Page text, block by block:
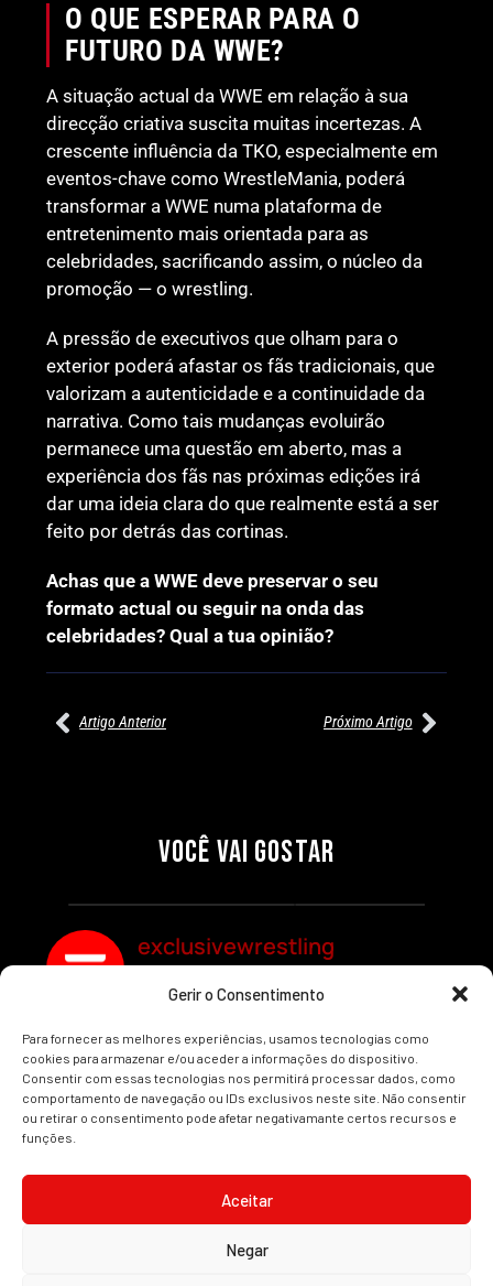
Gerir o Consentimento
Para fornecer as melhores experiências, usamos tecnologias como
cookies para armazenar e/ou aceder a informações do dispositivo.
Consentir com essas tecnologias nos permitirá processar dados, como
comportamento de navegação ou IDs exclusivos neste site. Não consentir
ou retirar o consentimento pode afetar negativamante certos recursos e
funções.
Aceitar
Negar
O QUE ESPERAR PARA O
FUTURO DA WWE?
A situação actual da WWE em relação à sua
direcção criativa suscita muitas incertezas. A
crescente influência da TKO, especialmente em
eventos-chave como WrestleMania, poderá
transformar a WWE numa plataforma de
entretenimento mais orientada para as
celebridades, sacrificando assim, o núcleo da
promoção — o wrestling.
A pressão de executivos que olham para o
exterior poderá afastar os fãs tradicionais, que
valorizam a autenticidade e a continuidade da
narrativa. Como tais mudanças evoluirão
permanece uma questão em aberto, mas a
experiência dos fãs nas próximas edições irá
dar uma ideia clara do que realmente está a ser
feito por detrás das cortinas.
Achas que a WWE deve preservar o seu
formato actual ou seguir na onda das
celebridades? Qual a tua opinião?
Artigo Anterior Próximo Artigo
VOCÊ VAI GOSTAR
SEGMENTOS A NÃO PERDER
Por exclusivewrestling
MUNDIAL FEMININO NA AEW
REDEMPTION
Por exclusivewrestling
exclusivewrestling
Ver mais Artigos